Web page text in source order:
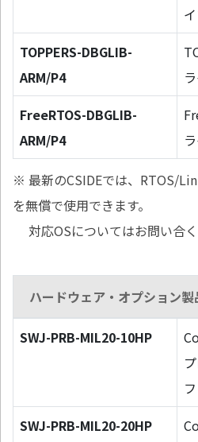
TOPPERS-DBGLIB-
ARM/P4
FreeRTOS-DBGLIB-
ARM/P4
※ 最新のCSIDEでは、RTOS/
を無償で使用できます。
対応OSについてはお問い合く
ハードウェア・オプション製
SWJ-PRB-MIL20-10HP
SWJ-PRB-MIL20-20HP